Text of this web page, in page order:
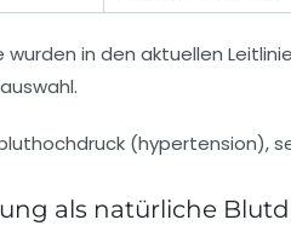
wurden in den aktuellen
als natürliche